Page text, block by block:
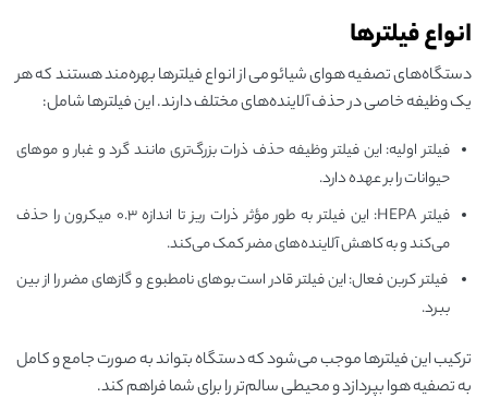
انواع فیلترها
دستگاه‌های تصفیه هوای شیائومی از انواع فیلترها بهره‌مند هستند که هر
یک وظیفه خاصی در حذف آلاینده‌های مختلف دارند. این فیلترها شامل:
فیلتر اولیه: این فیلتر وظیفه حذف ذرات بزرگ‌تری مانند گرد و غبار و موهای
حیوانات را بر عهده دارد.
فیلتر HEPA: این فیلتر به طور مؤثر ذرات ریز تا اندازه ۰.۳ میکرون را حذف
می‌کند و به کاهش آلاینده‌های مضر کمک می‌کند.
فیلتر کربن فعال: این فیلتر قادر است بوهای نامطبوع و گازهای مضر را از بین
ببرد.
ترکیب این فیلترها موجب می‌شود که دستگاه بتواند به صورت جامع و کامل
به تصفیه هوا بپردازد و محیطی سالم‌تر را برای شما فراهم کند.